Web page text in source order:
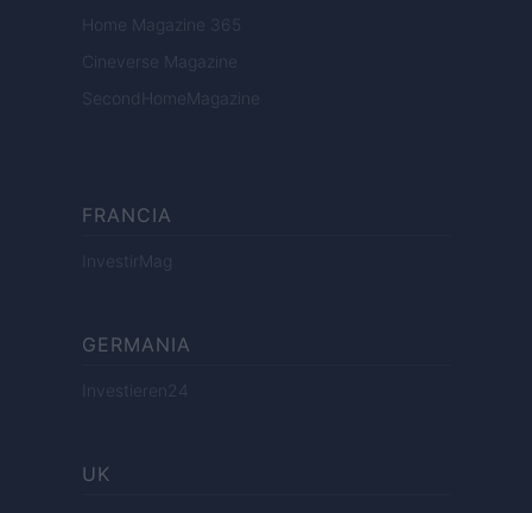
Home Magazine 365
Cineverse Magazine
SecondHomeMagazine
FRANCIA
InvestirMag
GERMANIA
Investieren24
UK